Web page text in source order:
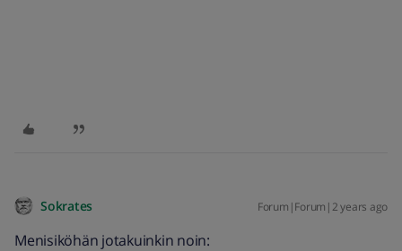
Sokrates Forum|Forum|2 years ago
Menisiköhän jotakuinkin noin: